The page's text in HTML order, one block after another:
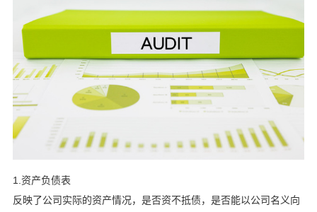
1.资产负债表
反映了公司实际的资产情况，是否资不抵债，是否能以公司名义向